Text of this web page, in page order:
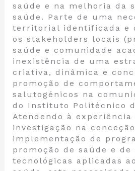
saúde e na melhoria da
saúde. Parte de uma
territorial identificada e
os stakeholders locais
saúde e comunidade
inexistência de uma
criativa, dinâmica e
promoção de
salutogénicos na
do Instituto Politécnico
Atendendo à experiência
investigação na
implementação de
promoção de saúde e de
tecnológicas aplicadas